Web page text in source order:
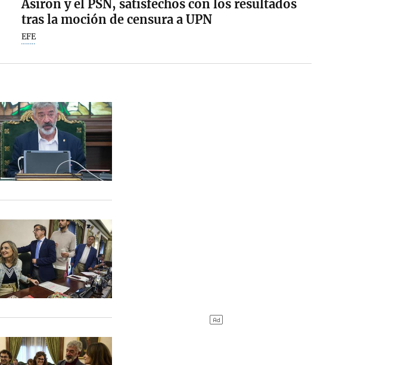
Asiron y el PSN, satisfechos con los resultados
tras la moción de censura a UPN
EFE